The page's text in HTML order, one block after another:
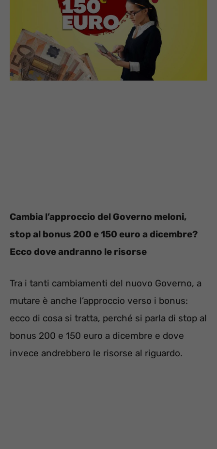
Cambia l’approccio del Governo meloni,
stop al bonus 200 e 150 euro a dicembre?
Ecco dove andranno le risorse
Tra i tanti cambiamenti del nuovo Governo, a
mutare è anche l’approccio verso i bonus:
ecco di cosa si tratta, perché si parla di stop al
bonus 200 e 150 euro a dicembre e dove
invece andrebbero le risorse al riguardo.